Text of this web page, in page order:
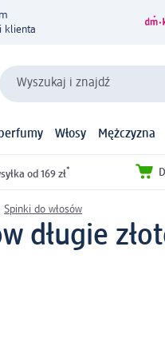
klienta
Wyszukaj i znajdź
Włosy Mężczyzna
od 169 zł*
Spinki do włosów
długie